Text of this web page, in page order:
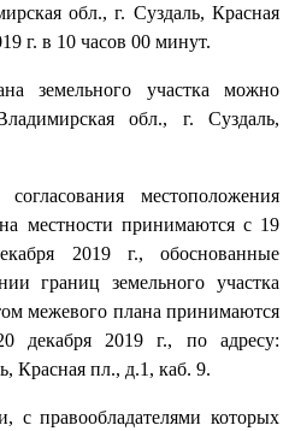
обл., г. Суздаль, Красная
г. в 10 часов 00 минут.
земельного участка можно
обл., г. Суздаль,
местоположения
местности принимаются с 19
2019 г., обоснованные
границ земельного участка
межевого плана принимаются
декабря 2019 г., по адресу:
Красная пл., д.1, каб. 9.
с правообладателями которых